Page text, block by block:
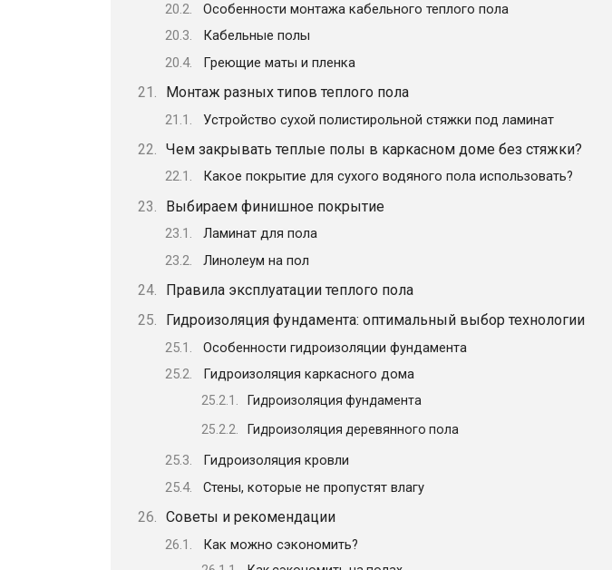
Особенности монтажа кабельного теплого пола
Кабельные полы
Греющие маты и пленка
Монтаж разных типов теплого пола
Устройство сухой полистирольной стяжки под ламинат
Чем закрывать теплые полы в каркасном доме без стяжки?
Какое покрытие для сухого водяного пола использовать?
Выбираем финишное покрытие
Ламинат для пола
Линолеум на пол
Правила эксплуатации теплого пола
Гидроизоляция фундамента: оптимальный выбор технологии
Особенности гидроизоляции фундамента
Гидроизоляция каркасного дома
Гидроизоляция фундамента
Гидроизоляция деревянного пола
Гидроизоляция кровли
Стены, которые не пропустят влагу
Советы и рекомендации
Как можно сэкономить?